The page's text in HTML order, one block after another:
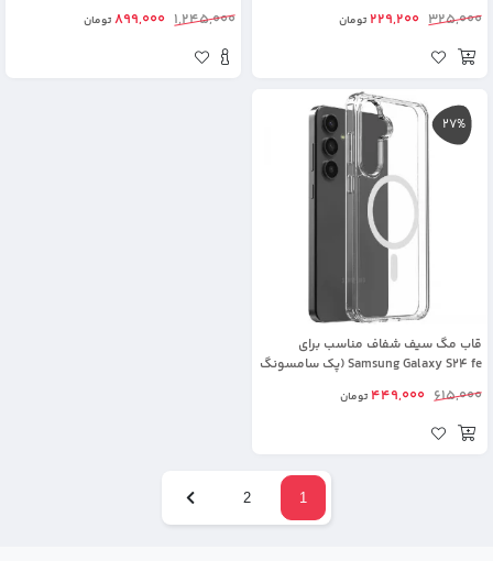
325,000
229,200تومان 1,245,000
899,000تومان
27%
قاب مگ سیف شفاف مناسب برای
Samsung Galaxy S24 fe (پک سامسونگ
615,000
449,000تومان
1
2